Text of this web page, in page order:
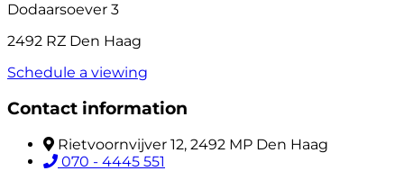
Dodaarsoever 3
2492 RZ Den Haag
Schedule a viewing
Contact information
Rietvoornvijver 12, 2492 MP Den Haag
070 - 4445 551